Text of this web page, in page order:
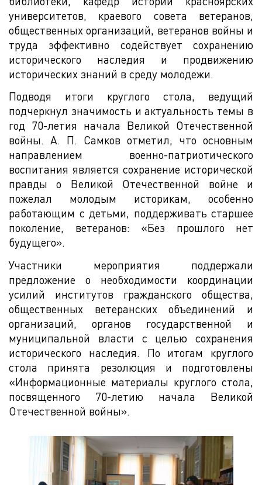
университетов, краевого совета ветеранов,
общественных организаций, ветеранов войны и
труда эффективно содействует сохранению
исторического наследия и продвижению
исторических знаний в среду молодежи.
Подводя итоги круглого стола, ведущий
подчеркнул значимость и актуальность темы в
год 70-летия начала Великой Отечественной
войны. А. П. Самков отметил, что основным
направлением военно-патриотического
воспитания является сохранение исторической
правды о Великой Отечественной войне и
пожелал молодым историкам, особенно
работающим с детьми, поддерживать старшее
поколение, ветеранов: «Без прошлого нет
будущего».
Участники мероприятия поддержали
предложение о необходимости координации
усилий институтов гражданского общества,
общественных ветеранских объединений и
организаций, органов государственной и
муниципальной власти с целью сохранения
исторического наследия. По итогам круглого
стола принята резолюция и подготовлены
«Информационные материалы круглого стола,
посвященного 70-летию начала Великой
Отечественной войны».